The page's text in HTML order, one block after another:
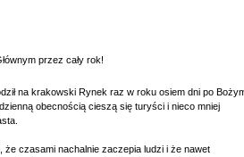
przez cały rok!
na krakowski Rynek raz w roku osiem dni po
obecnością cieszą się turyści i nieco mniej
że czasami nachalnie zaczepia ludzi i że nawet